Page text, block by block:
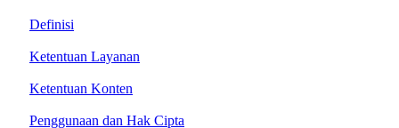
Definisi
Ketentuan Layanan
Ketentuan Konten
Penggunaan dan Hak Cipta